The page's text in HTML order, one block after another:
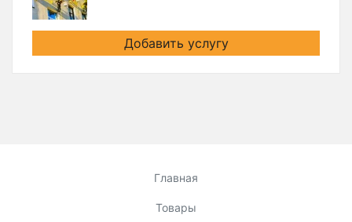
Добавить услугу
Главная
Товары